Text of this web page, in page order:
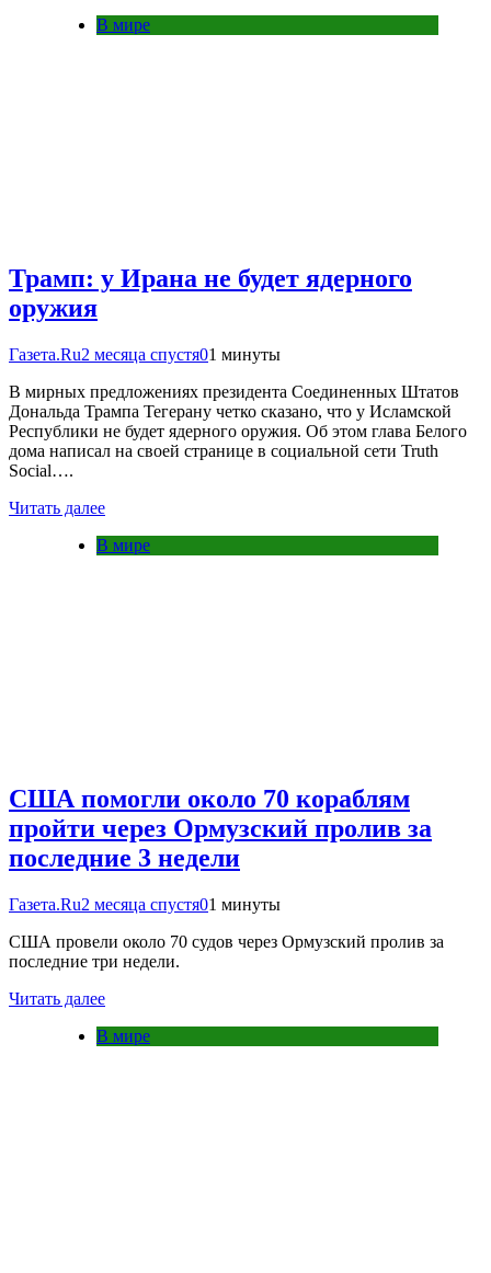
В мире
Трамп: у Ирана не будет ядерного
оружия
Газета.Ru2 месяца спустя01 минуты
В мирных предложениях президента Соединенных Штатов
Дональда Трампа Тегерану четко сказано, что у Исламской
Республики не будет ядерного оружия. Об этом глава Белого
дома написал на своей странице в социальной сети Truth
Social….
Читать далее
В мире
США помогли около 70 кораблям
пройти через Ормузский пролив за
последние 3 недели
Газета.Ru2 месяца спустя01 минуты
США провели около 70 судов через Ормузский пролив за
последние три недели.
Читать далее
В мире